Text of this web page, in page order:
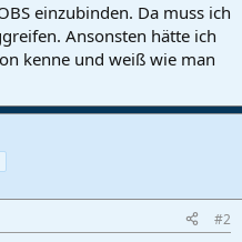
einzubinden. Da muss ich
Ansonsten hätte ich
kenne und weiß wie man
#2